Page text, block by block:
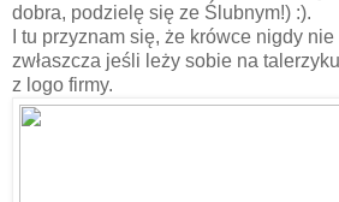
dobra, podzielę się ze Ślubnym!) :).
I tu przyznam się, że krówce nigdy
zwłaszcza jeśli leży sobie na
z logo firmy.